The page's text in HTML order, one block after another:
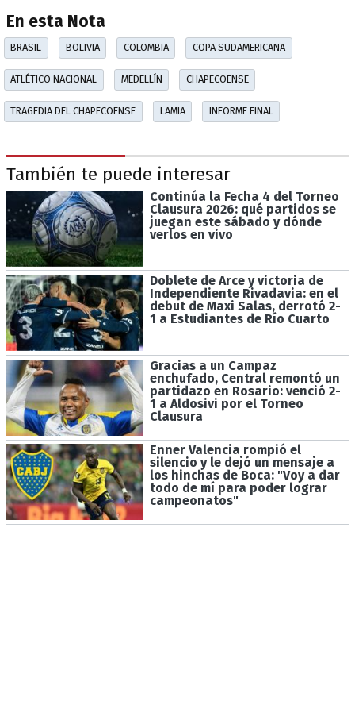
En esta Nota
BRASIL BOLIVIA COLOMBIA COPA SUDAMERICANA
ATLÉTICO NACIONAL MEDELLÍN CHAPECOENSE
TRAGEDIA DEL CHAPECOENSE LAMIA INFORME FINAL
También te puede interesar
Continúa la Fecha 4 del Torneo
Clausura 2026: qué partidos se
juegan este sábado y dónde
verlos en vivo
Doblete de Arce y victoria de
Independiente Rivadavia: en el
debut de Maxi Salas, derrotó 2-
1 a Estudiantes de Río Cuarto
Gracias a un Campaz
enchufado, Central remontó un
partidazo en Rosario: venció 2-
1 a Aldosivi por el Torneo
Clausura
Enner Valencia rompió el
silencio y le dejó un mensaje a
los hinchas de Boca: "Voy a dar
todo de mí para poder lograr
campeonatos"